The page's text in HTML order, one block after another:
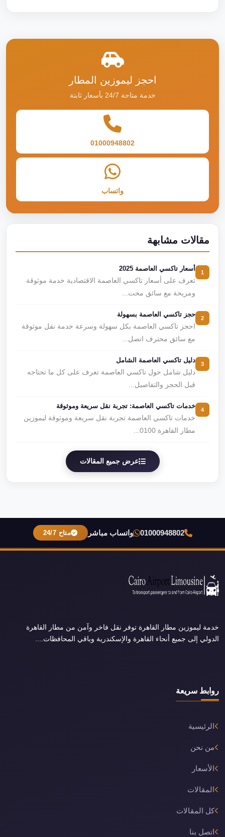
احجز ليموزين المطار
خدمة متاحة 24/7 بأسعار ثابتة
01000948802
واتساب
مقالات مشابهة
أسعار تاكسي العاصمة 2025
تعرف على أسعار تاكسي العاصمة الاقتصادية خدمة موثوقة
ومريحة مع سائق محت...
حجز تاكسي العاصمة بسهولة
احجز تاكسي العاصمة بكل سهولة وسرعة خدمة نقل موثوقة
مع سائق محترف اتصل...
دليل تاكسي العاصمة الشامل
دليل شامل حول تاكسي العاصمة تعرف على كل ما تحتاجه
قبل الحجز والتفاصيل...
خدمات تاكسي العاصمة: تجربة نقل سريعة وموثوقة
خدمات تاكسي العاصمة تجربة نقل سريعة وموثوقة ليموزين
مطار القاهرة 0100...
عرض جميع المقالات
01000948802 واتساب مباشر متاح 24/7
خدمة ليموزين مطار القاهرة توفر نقل فاخر وآمن من مطار القاهرة
الدولي إلى جميع أنحاء القاهرة والإسكندرية وباقي المحافظات....
روابط سريعة
الرئيسية
من نحن
الأسعار
المقالات
كل المقالات
اتصل بنا